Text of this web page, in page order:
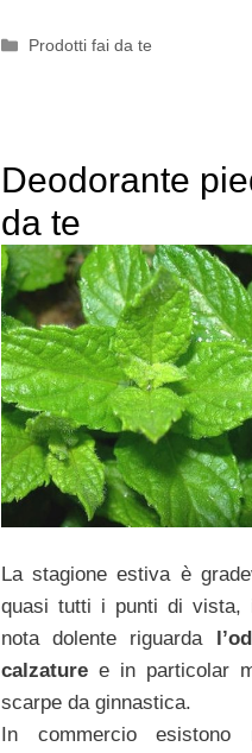
Categorie
Prodotti fai da te
Deodorante
da te
La stagione estiva è
quasi tutti i punti di vista,
nota dolente riguarda
calzaturee in particolar
scarpe da ginnastica.
In commercio esistono